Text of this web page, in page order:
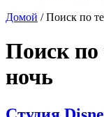
Домой / Поиск по
Поиск по
ночь